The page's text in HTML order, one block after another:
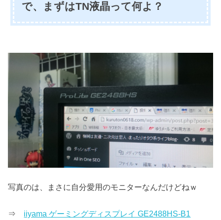
で、まずはTN液晶って何よ？
写真のは、まさに自分愛用のモニターなんだけどねｗ
⇒ iiyama ゲーミングディスプレイ GE2488HS-B1